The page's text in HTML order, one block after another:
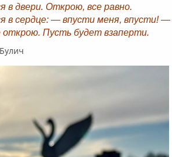
в двери. Открою, все равно.
в сердце: — впусти меня, впусти! —
открою. Пусть будет взаперти.